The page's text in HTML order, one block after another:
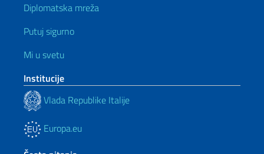
Diplomatska mreža
Putuj sigurno
Mi u svetu
Institucije
Vlada Republike Italije
Europa.eu